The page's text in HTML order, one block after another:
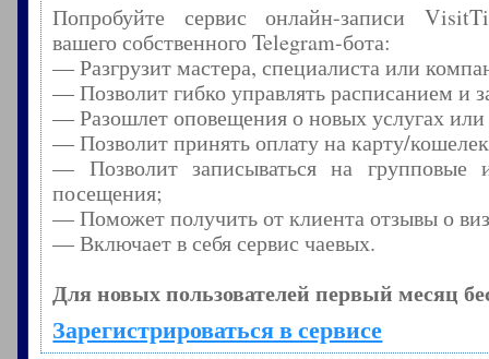
Попробуйте сервис онлайн-записи
вашего собственного Telegram-бота:
— Разгрузит мастера, специалиста или
— Позволит гибко управлять расписанием и
— Разошлет оповещения о новых услугах
— Позволит принять оплату на карту/
— Позволит записываться на групповые
посещения;
— Поможет получить от клиента отзывы о
— Включает в себя сервис чаевых.
Для новых пользователей первый месяц
Зарегистрироваться в сервисе